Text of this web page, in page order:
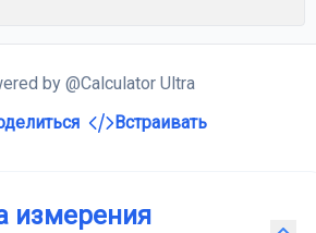
by @Calculator Ultra
Встраивать
измерения